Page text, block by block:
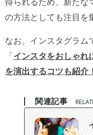
得られるため、新たな
の方法としても注目を
なお、インスタグラム
「 インスタをおしゃれ
を演出するコツも紹介！
関連記事